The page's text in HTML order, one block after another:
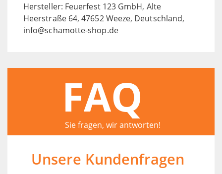
Hersteller: Feuerfest 123 GmbH, Alte
Heerstraße 64, 47652 Weeze, Deutschland,
info@schamotte-shop.de
FAQ
Sie fragen, wir antworten!
Unsere Kundenfragen